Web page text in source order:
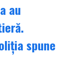
au
spune